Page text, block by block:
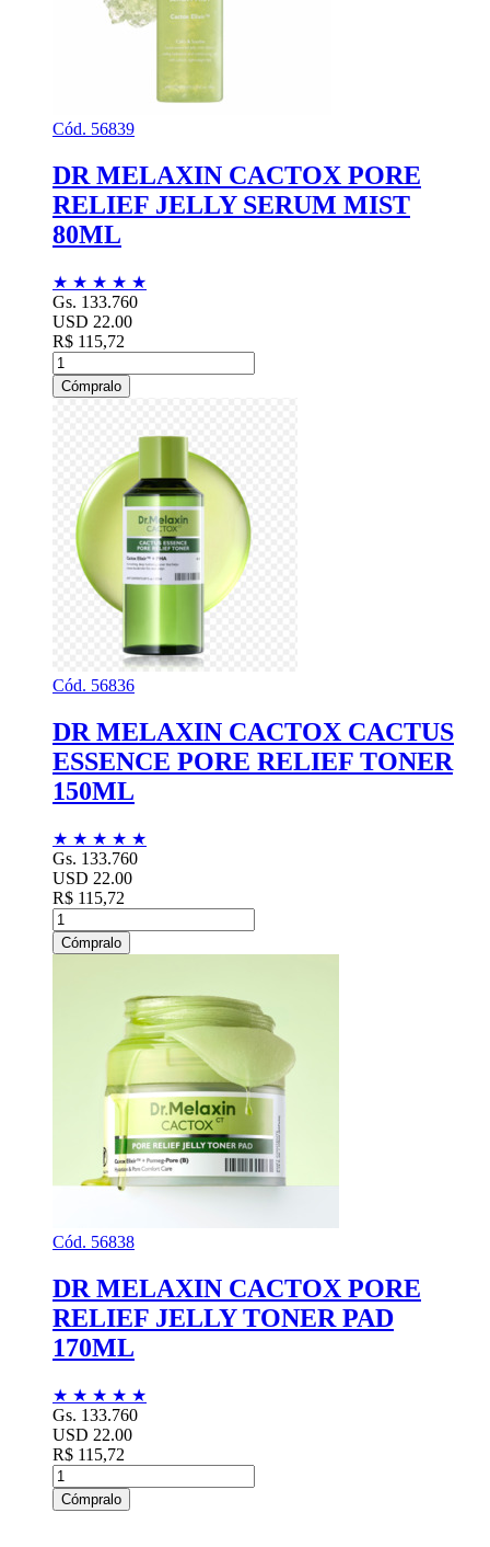
Cód. 56839
DR MELAXIN CACTOX PORE
RELIEF JELLY SERUM MIST
80ML
★ ★ ★ ★ ★
Gs. 133.760
USD 22.00
R$ 115,72
Cómpralo
Cód. 56836
DR MELAXIN CACTOX CACTUS
ESSENCE PORE RELIEF TONER
150ML
★ ★ ★ ★ ★
Gs. 133.760
USD 22.00
R$ 115,72
Cómpralo
Cód. 56838
DR MELAXIN CACTOX PORE
RELIEF JELLY TONER PAD
170ML
★ ★ ★ ★ ★
Gs. 133.760
USD 22.00
R$ 115,72
Cómpralo